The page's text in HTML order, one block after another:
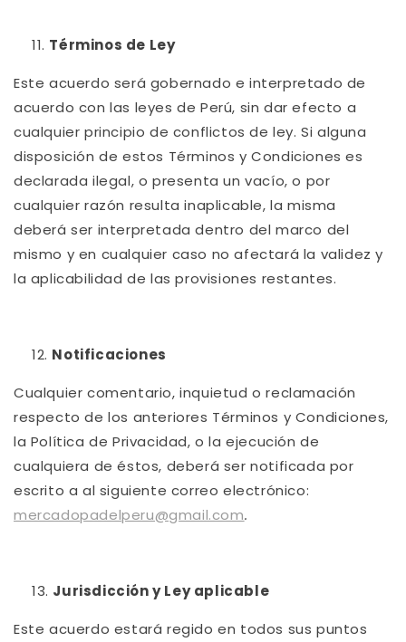
Términos de Ley
Este acuerdo será gobernado e interpretado de
acuerdo con las leyes de Perú, sin dar efecto a
cualquier principio de conflictos de ley. Si alguna
disposición de estos Términos y Condiciones es
declarada ilegal, o presenta un vacío, o por
cualquier razón resulta inaplicable, la misma
deberá ser interpretada dentro del marco del
mismo y en cualquier caso no afectará la validez y
la aplicabilidad de las provisiones restantes.
Notificaciones
Cualquier comentario, inquietud o reclamación
respecto de los anteriores Términos y Condiciones,
la Política de Privacidad, o la ejecución de
cualquiera de éstos, deberá ser notificada por
escrito a al siguiente correo electrónico:
mercadopadelperu@gmail.com.
Jurisdicción y Ley aplicable
Este acuerdo estará regido en todos sus puntos